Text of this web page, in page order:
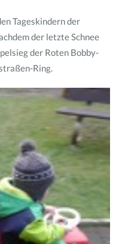
Tageskindern der
der letzte Schnee
der Roten Bobby-
Ring.